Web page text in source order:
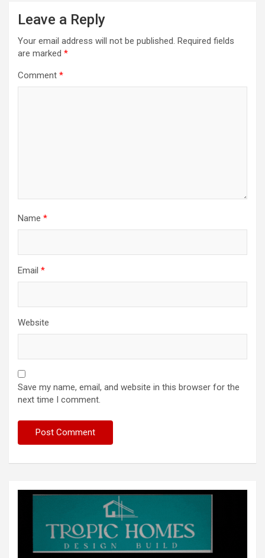
Leave a Reply
Your email address will not be published. Required fields
are marked *
Comment *
Name *
Email *
Website
Save my name, email, and website in this browser for the
next time I comment.